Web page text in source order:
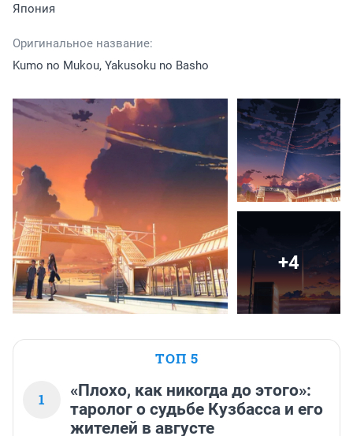
Япония
Оригинальное название:
Kumo no Mukou, Yakusoku no Basho
+4
ТОП 5
1
«Плохо, как никогда до этого»:
таролог о судьбе Кузбасса и его
жителей в августе